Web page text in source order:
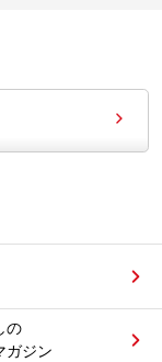
の
ガジン